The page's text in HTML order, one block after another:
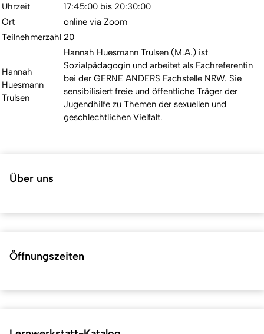
Uhrzeit
17:45:00 bis 20:30:00
Ort
online via Zoom
Teilnehmerzahl 20
Hannah
Huesmann
Trulsen
Hannah Huesmann Trulsen (M.A.) ist
Sozialpädagogin und arbeitet als Fachreferentin
bei der GERNE ANDERS Fachstelle NRW. Sie
sensibilisiert freie und öffentliche Träger der
Jugendhilfe zu Themen der sexuellen und
geschlechtlichen Vielfalt.
Über uns
Öffnungszeiten